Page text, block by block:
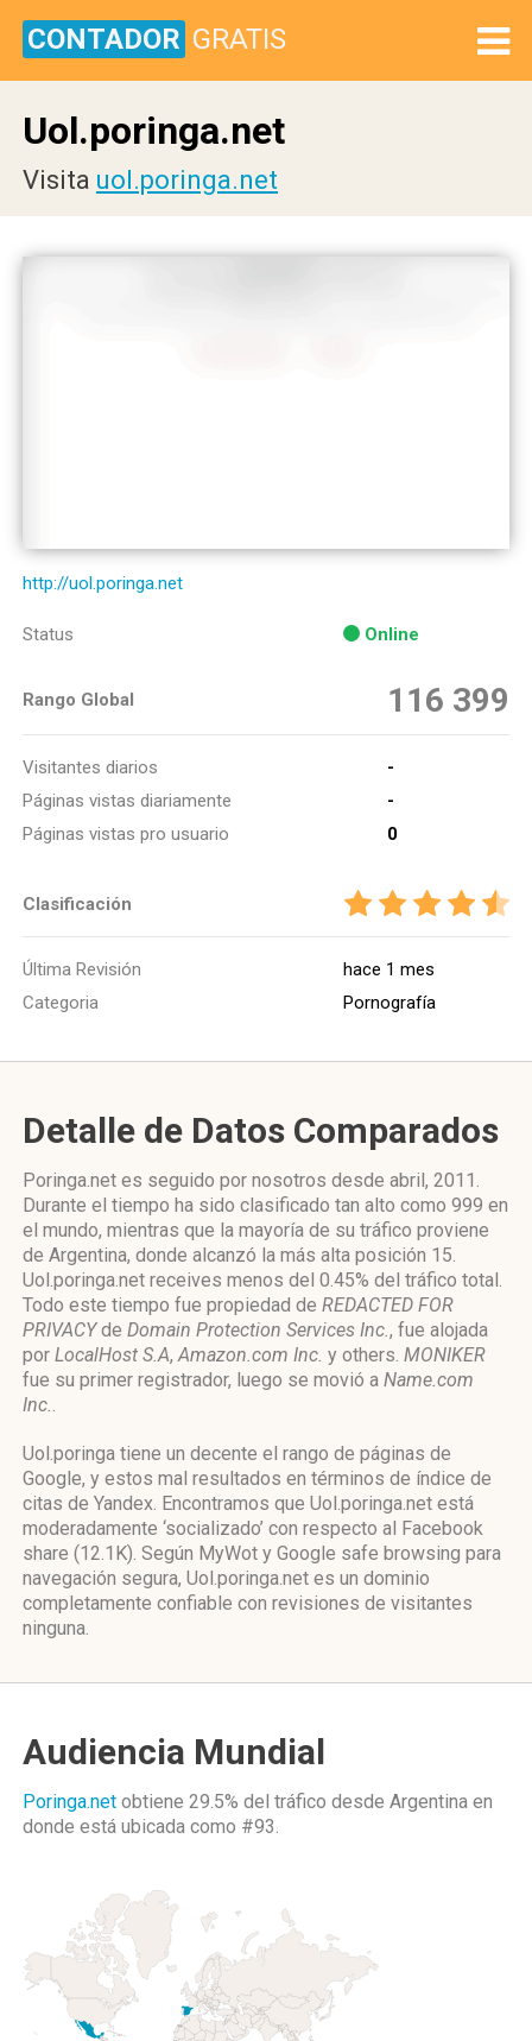
CONTADOR GRATIS
Uol.poringa.net
Visita uol.poringa.net
http://uol.poringa.net
Status Online
Rango Global 116 399
Visitantes diarios
-
Páginas vistas diariamente
-
Páginas vistas pro usuario
0
Clasificación
Última Revisión
hace 1 mes
Categoria
Pornografía
Detalle de Datos Comparados
Poringa.net es seguido por nosotros desde abril, 2011.
Durante el tiempo ha sido clasificado tan alto como 999 en
el mundo, mientras que la mayoría de su tráfico proviene
de Argentina, donde alcanzó la más alta posición 15.
Uol.poringa.net receives menos del 0.45% del tráfico total.
Todo este tiempo fue propiedad de REDACTED FOR
PRIVACYde Domain Protection Services Inc., fue alojada
por LocalHost S.A,Amazon.com Inc. y others. MONIKER
fue su primer registrador, luego se movió a Name.com
Inc..
Uol.poringa tiene un decente el rango de páginas de
Google, y estos mal resultados en términos de índice de
citas de Yandex. Encontramos que Uol.poringa.net está
moderadamente ‘socializado’ con respecto al Facebook
share (12.1K). Según MyWot y Google safe browsing para
navegación segura, Uol.poringa.net es un dominio
completamente confiable con revisiones de visitantes
ninguna.
Audiencia Mundial
Poringa.net obtiene 29.5% del tráfico desde Argentina en
donde está ubicada como #93.